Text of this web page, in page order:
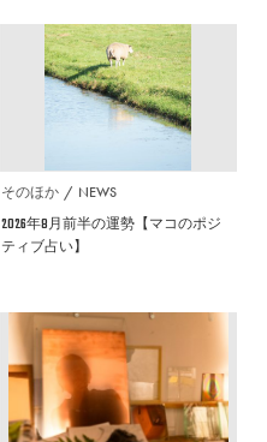
そのほか NEWS
2026年8月前半の運勢【マコのポジ
ティブ占い】